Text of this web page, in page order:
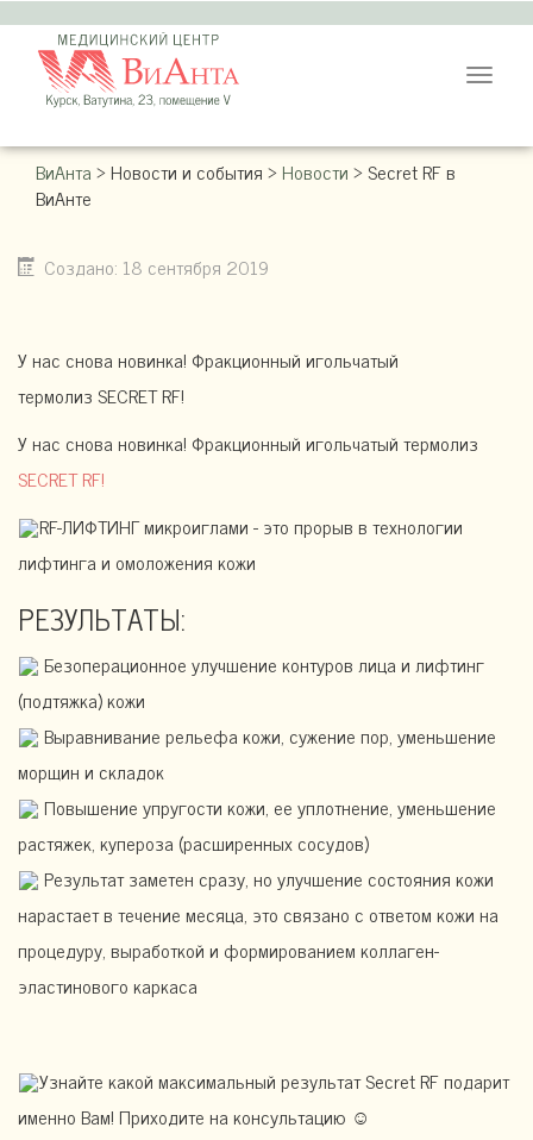
Toggle
ВиАнта>Новости и события>Новости>Secret RF в
ВиАнте
Создано: 18 сентября 2019
У нас снова новинка! Фракционный игольчатый
термолиз SECRET RF!
У нас снова новинка! Фракционный игольчатый термолиз
SECRET RF!
RF-ЛИФТИНГ микроиглами - это прорыв в технологии
лифтинга и омоложения кожи
РЕЗУЛЬТАТЫ:
Безоперационное улучшение контуров лица и лифтинг
(подтяжка) кожи
Выравнивание рельефа кожи, сужение пор, уменьшение
морщин и складок
Повышение упругости кожи, ее уплотнение, уменьшение
растяжек, купероза (расширенных сосудов)
Результат заметен сразу, но улучшение состояния кожи
нарастает в течение месяца, это связано с ответом кожи на
процедуру, выработкой и формированием коллаген-
эластинового каркаса
Узнайте какой максимальный результат Secret RF подарит
именно Вам! Приходите на консультацию ☺️